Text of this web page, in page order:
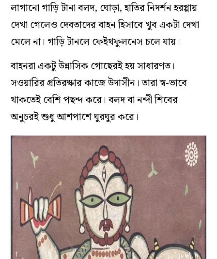
লাগানো গাড়ি টানা বলদ, ঘোড়া, হাতির নিদর্শন হরপ্পায়
দেখা গেলেও দেবতাদের বাহন হিসাবে খুব একটা দেখা
মেলে না। গাড়ি টানলে ফেইথফুলনেস চলে যায়।
বাহনরা একটু উন্নাসিক গোছেরই হয় সাধারণত।
সওয়ারির প্রতিরক্ষার কাজে উদাসীন। তারা স্ব-ভাবে
থাকতেই বেশি পছন্দ করে। বলদ বা নন্দী শিবের
অনুচরই শুধু আশপাশে ঘুরঘুর করে।